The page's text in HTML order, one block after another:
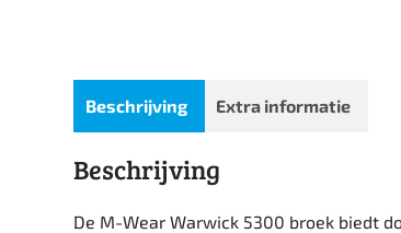
Beschrijving Extra informatie
Beschrijving
De M-Wear Warwick 5300 broek biedt